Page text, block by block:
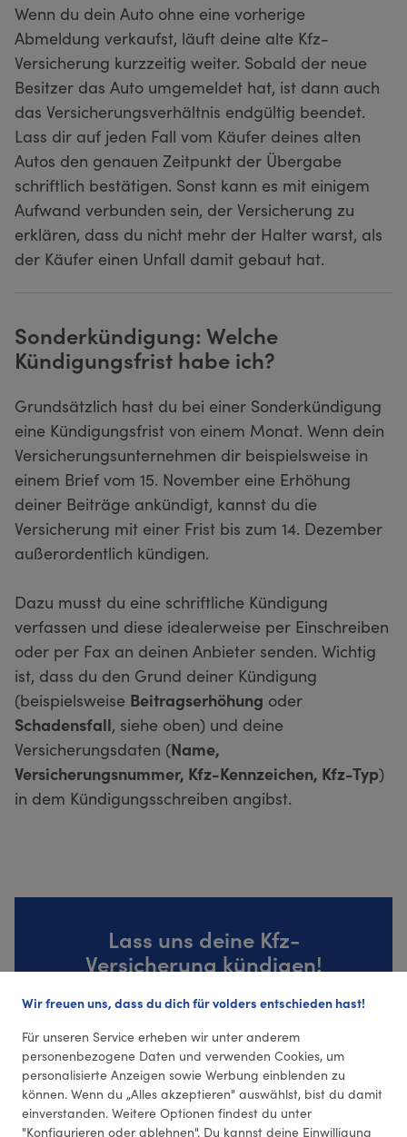
Wenn du dein Auto ohne eine vorherige
Abmeldung verkaufst, läuft deine alte Kfz-
Versicherung kurzzeitig weiter. Sobald der neue
Besitzer das Auto umgemeldet hat, ist dann auch
das Versicherungsverhältnis endgültig beendet.
Lass dir auf jeden Fall vom Käufer deines alten
Autos den genauen Zeitpunkt der Übergabe
schriftlich bestätigen. Sonst kann es mit einigem
Aufwand verbunden sein, der Versicherung zu
erklären, dass du nicht mehr der Halter warst, als
der Käufer einen Unfall damit gebaut hat.
Sonderkündigung: Welche
Kündigungsfrist habe ich?
Grundsätzlich hast du bei einer Sonderkündigung
eine Kündigungsfrist von einem Monat. Wenn dein
Versicherungsunternehmen dir beispielsweise in
einem Brief vom 15. November eine Erhöhung
deiner Beiträge ankündigt, kannst du die
Versicherung mit einer Frist bis zum 14. Dezember
außerordentlich kündigen.
Dazu musst du eine schriftliche Kündigung
verfassen und diese idealerweise per Einschreiben
oder per Fax an deinen Anbieter senden. Wichtig
ist, dass du den Grund deiner Kündigung
(beispielsweise Beitragserhöhung oder
Schadensfall, siehe oben) und deine
Versicherungsdaten (Name,
Versicherungsnummer, Kfz-Kennzeichen, Kfz-Typ)
in dem Kündigungsschreiben angibst.
Lass uns deine Kfz-
Versicherung kündigen!
Wir freuen uns, dass du dich für volders entschieden hast!
Für unseren Service erheben wir unter anderem
personenbezogene Daten und verwenden Cookies, um
personalisierte Anzeigen sowie Werbung einblenden zu
können. Wenn du „Alles akzeptieren" auswählst, bist du damit
einverstanden. Weitere Optionen findest du unter
"Konfigurieren oder ablehnen". Du kannst deine Einwilligung